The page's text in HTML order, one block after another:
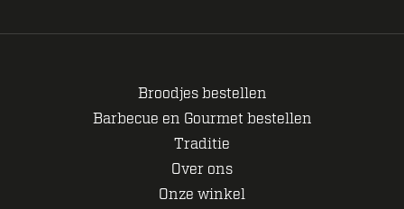
Broodjes bestellen
Barbecue en Gourmet bestellen
Traditie
Over ons
Onze winkel